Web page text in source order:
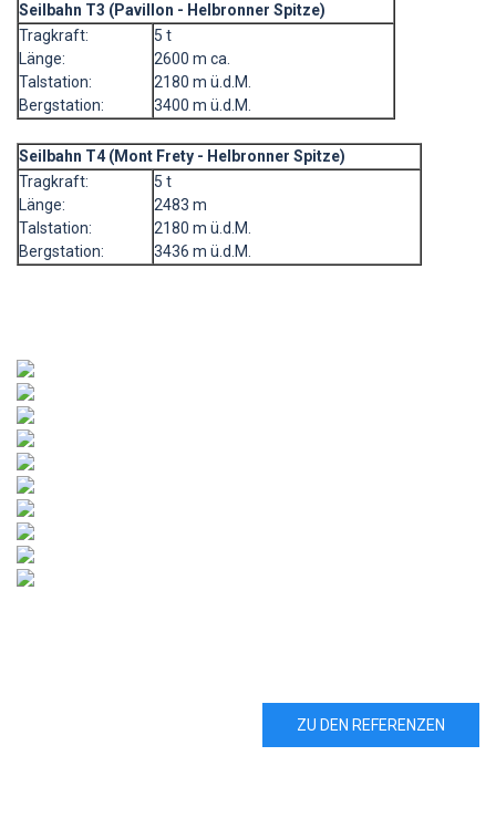
Seilbahn T3 (Pavillon - Helbronner Spitze)
Tragkraft:
Länge:
Talstation:
Bergstation:
5 t
2600 m ca.
2180 m ü.d.M.
3400 m ü.d.M.
Seilbahn T4 (Mont Frety - Helbronner Spitze)
Tragkraft:
Länge:
Talstation:
Bergstation:
5 t
2483 m
2180 m ü.d.M.
3436 m ü.d.M.
ZU DEN REFERENZEN